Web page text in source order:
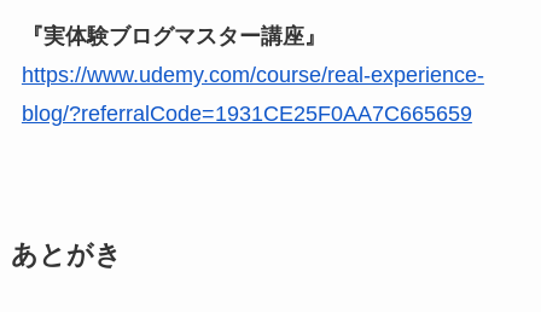
『実体験ブログマスター講座』
https://www.udemy.com/course/real-experience-
blog/?referralCode=1931CE25F0AA7C665659
あとがき